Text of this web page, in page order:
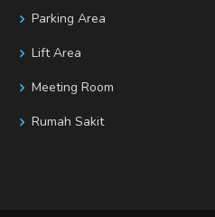
Parking Area
Lift Area
Meeting Room
Rumah Sakit